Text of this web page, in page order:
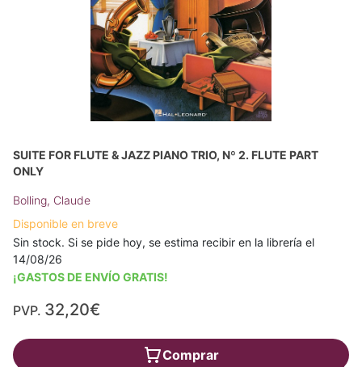
SUITE FOR FLUTE & JAZZ PIANO TRIO, Nº 2. FLUTE PART
ONLY
Bolling, Claude
Disponible en breve
Sin stock. Si se pide hoy, se estima recibir en la librería el
14/08/26
¡GASTOS DE ENVÍO GRATIS!
PVP. 32,20€
Comprar